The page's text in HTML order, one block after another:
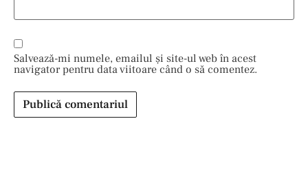
Salvează-mi numele, emailul și site-ul web în acest
navigator pentru data viitoare când o să comentez.